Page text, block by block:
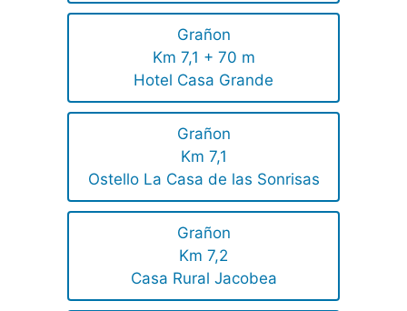
Grañon
Km 7,1 + 70 m
Hotel Casa Grande
Grañon
Km 7,1
Ostello La Casa de las Sonrisas
Grañon
Km 7,2
Casa Rural Jacobea